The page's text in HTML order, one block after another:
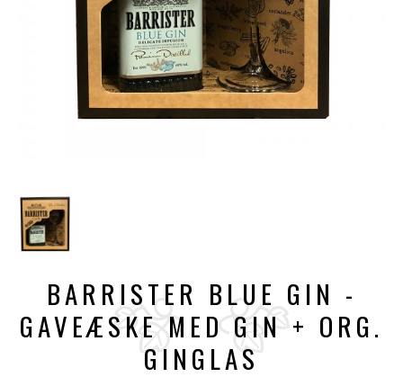
BARRISTER BLUE GIN -
GAVEÆSKE MED GIN + ORG.
GINGLAS